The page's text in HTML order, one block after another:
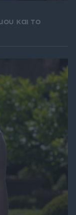
και το